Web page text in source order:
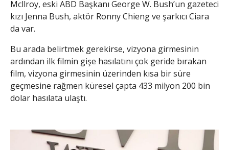
Mcllroy, eski ABD Başkanı George W. Bush’un gazeteci
kızı Jenna Bush, aktör Ronny Chieng ve şarkıcı Ciara
da var.
Bu arada belirtmek gerekirse, vizyona girmesinin
ardından ilk filmin gişe hasılatını çok geride bırakan
film, vizyona girmesinin üzerinden kısa bir süre
geçmesine rağmen küresel çapta 433 milyon 200 bin
dolar hasılata ulaştı.